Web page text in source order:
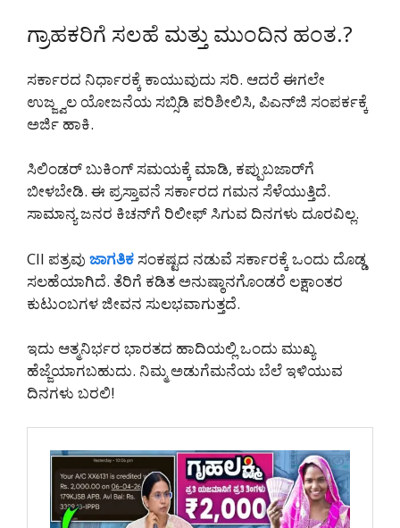
ಗ್ರಾಹಕರಿಗೆ ಸಲಹೆ ಮತ್ತು ಮುಂದಿನ ಹಂತ.?
ಸರ್ಕಾರದ ನಿರ್ಧಾರಕ್ಕೆ ಕಾಯುವುದು ಸರಿ. ಆದರೆ ಈಗಲೇ
ಉಜ್ಜ್ವಲ ಯೋಜನೆಯ ಸಬ್ಸಿಡಿ ಪರಿಶೀಲಿಸಿ, ಪಿಎನ್‌ಜಿ ಸಂಪರ್ಕಕ್ಕೆ
ಅರ್ಜಿ ಹಾಕಿ.
ಸಿಲಿಂಡರ್ ಬುಕಿಂಗ್ ಸಮಯಕ್ಕೆ ಮಾಡಿ, ಕಪ್ಪುಬಜಾರ್‌ಗೆ
ಬೀಳಬೇಡಿ. ಈ ಪ್ರಸ್ತಾವನೆ ಸರ್ಕಾರದ ಗಮನ ಸೆಳೆಯುತ್ತಿದೆ.
ಸಾಮಾನ್ಯ ಜನರ ಕಿಚನ್‌ಗೆ ರಿಲೀಫ್ ಸಿಗುವ ದಿನಗಳು ದೂರವಿಲ್ಲ.
CII ಪತ್ರವು ಜಾಗತಿಕ ಸಂಕಷ್ಟದ ನಡುವೆ ಸರ್ಕಾರಕ್ಕೆ ಒಂದು ದೊಡ್ಡ
ಸಲಹೆಯಾಗಿದೆ. ತೆರಿಗೆ ಕಡಿತ ಅನುಷ್ಠಾನಗೊಂಡರೆ ಲಕ್ಷಾಂತರ
ಕುಟುಂಬಗಳ ಜೀವನ ಸುಲಭವಾಗುತ್ತದೆ.
ಇದು ಆತ್ಮನಿರ್ಭರ ಭಾರತದ ಹಾದಿಯಲ್ಲಿ ಒಂದು ಮುಖ್ಯ
ಹೆಜ್ಜೆಯಾಗಬಹುದು. ನಿಮ್ಮ ಅಡುಗೆಮನೆಯ ಬೆಲೆ ಇಳಿಯುವ
ದಿನಗಳು ಬರಲಿ!